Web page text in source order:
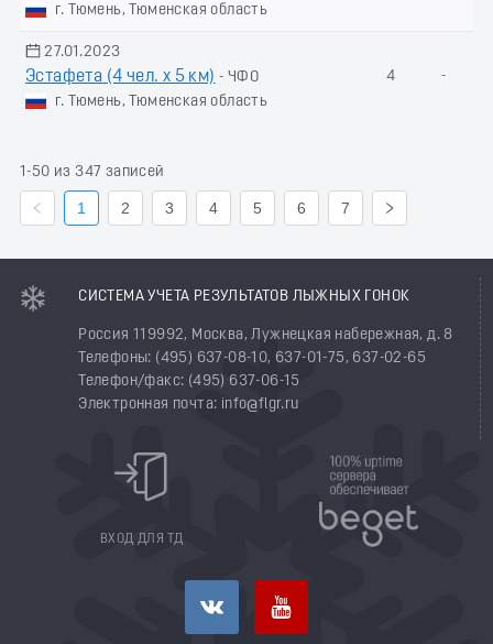
г. Тюмень, Тюменская область
27.01.2023
Эстафета (4 чел. х 5 км) - ЧФО
г. Тюмень, Тюменская область
4 -
1-50 из 347 записей
1 2 3 4 5 6 7
СИСТЕМА УЧЕТА РЕЗУЛЬТАТОВ ЛЫЖНЫХ ГОНОК
Россия 119992, Москва, Лужнецкая набережная, д. 8
Телефоны: (495) 637-08-10, 637-01-75, 637-02-65
Телефон/факс: (495) 637-06-15
Электронная почта: info@flgr.ru
ВХОД ДЛЯ ТД